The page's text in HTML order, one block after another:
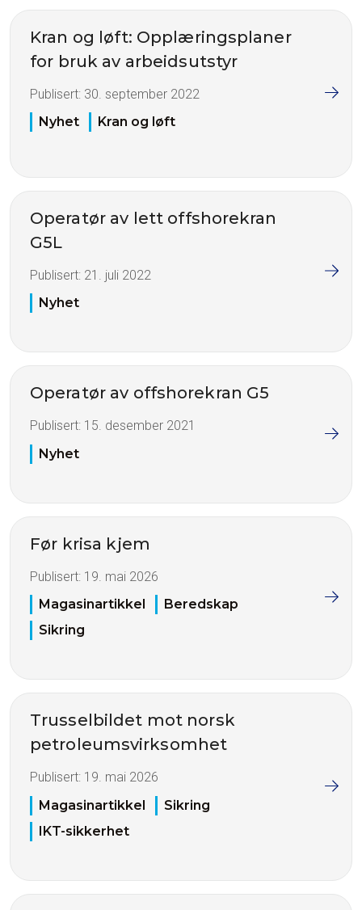
Kran og løft: Opplæringsplaner
for bruk av arbeidsutstyr
Publisert: 30. september 2022
Nyhet
Kran og løft
Operatør av lett offshorekran
G5L
Publisert: 21. juli 2022
Nyhet
Operatør av offshorekran G5
Publisert: 15. desember 2021
Nyhet
Før krisa kjem
Publisert: 19. mai 2026
Magasinartikkel
Beredskap
Sikring
Trusselbildet mot norsk
petroleumsvirksomhet
Publisert: 19. mai 2026
Magasinartikkel
Sikring
IKT-sikkerhet